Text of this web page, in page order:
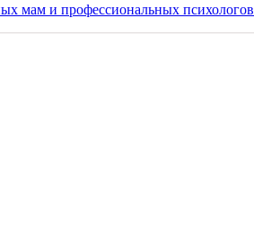
мам и профессиональных психологов